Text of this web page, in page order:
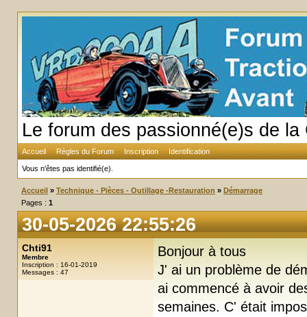
Le forum des passionné(e)s de
Accueil Règles du Forum Inscription Identification
Vous n'êtes pas identifié(e).
Accueil » Technique - Pièces - Outillage -Restauration » Démarrage
Pages : 1
30-05-2026 22:55:26
Chti91
Membre
Inscription : 16-01-2019
Messages : 47
Bonjour à tous
J' ai un problème de
ai commencé à avoir
semaines. C' était